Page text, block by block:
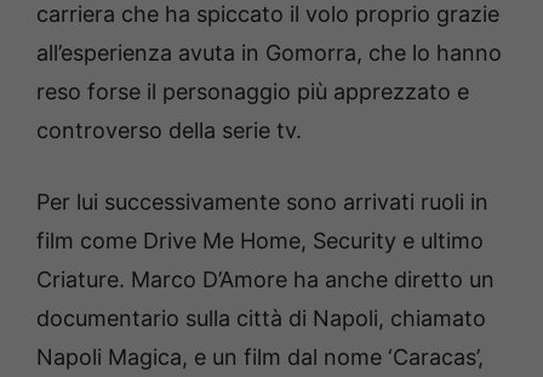
carriera che ha spiccato il volo proprio grazie
all’esperienza avuta in Gomorra, che lo hanno
reso forse il personaggio più apprezzato e
controverso della serie tv.
Per lui successivamente sono arrivati ruoli in
film come Drive Me Home, Security e ultimo
Criature. Marco D’Amore ha anche diretto un
documentario sulla città di Napoli, chiamato
Napoli Magica, e un film dal nome ‘Caracas’,